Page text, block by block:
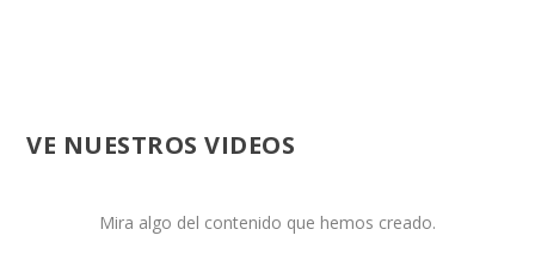
VE NUESTROS VIDEOS
Mira algo del contenido que hemos creado.